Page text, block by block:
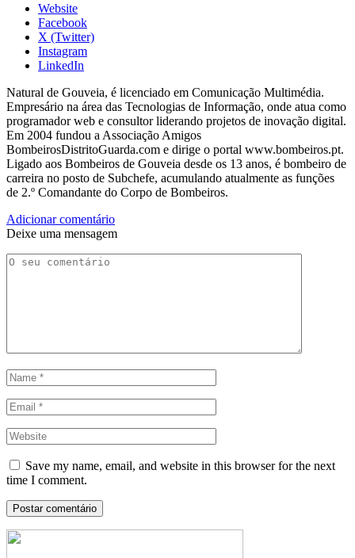
Website
Facebook
X (Twitter)
Instagram
LinkedIn
Natural de Gouveia, é licenciado em Comunicação Multimédia.
Empresário na área das Tecnologias de Informação, onde atua como
programador web e consultor liderando projetos de inovação digital.
Em 2004 fundou a Associação Amigos
BombeirosDistritoGuarda.com e dirige o portal www.bombeiros.pt.
Ligado aos Bombeiros de Gouveia desde os 13 anos, é bombeiro de
carreira no posto de Subchefe, acumulando atualmente as funções
de 2.º Comandante do Corpo de Bombeiros.
Adicionar comentário
Deixe uma mensagem
Save my name, email, and website in this browser for the next
time I comment.